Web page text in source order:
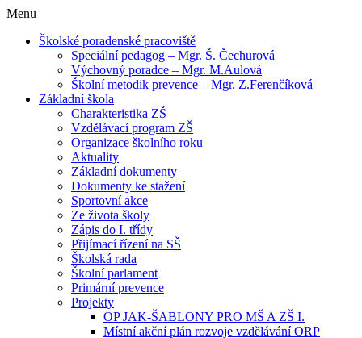
Menu
Školské poradenské pracoviště
Speciální pedagog – Mgr. Š. Čechurová
Výchovný poradce – Mgr. M.Aulová
Školní metodik prevence – Mgr. Z.Ferenčíková
Základní škola
Charakteristika ZŠ
Vzdělávací program ZŠ
Organizace školního roku
Aktuality
Základní dokumenty
Dokumenty ke stažení
Sportovní akce
Ze života školy
Zápis do I. třídy
Přijímací řízení na SŠ
Školská rada
Školní parlament
Primární prevence
Projekty
OP JAK-ŠABLONY PRO MŠ A ZŠ I.
Místní akční plán rozvoje vzdělávání ORP